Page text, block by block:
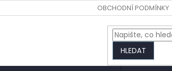
OBCHODNÍ PODMÍNKY
HLEDAT